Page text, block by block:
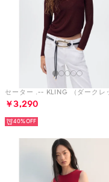
セーター .-- KLING （ダークレ
￥3,290
40%